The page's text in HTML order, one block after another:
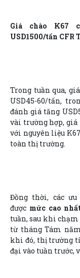
Giá chào K67
USD1500/tấn CFR
Trong tuần qua,
USD45-60/tấn,
đánh giá tăng
vài trường hợp, giá
với nguyên liệu
toàn thị trường.
Đồng thời, các
được mức cao
tuần, sau khi
từ tháng Tám
khi đó, thị trường
đại vào tuần trước,